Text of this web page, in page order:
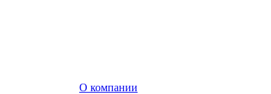
О компании